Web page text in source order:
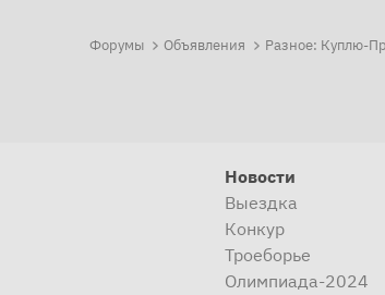
Форумы Объявления Разное: Куплю-
Новости
Выездка
Конкур
Троеборье
Олимпиада-2024